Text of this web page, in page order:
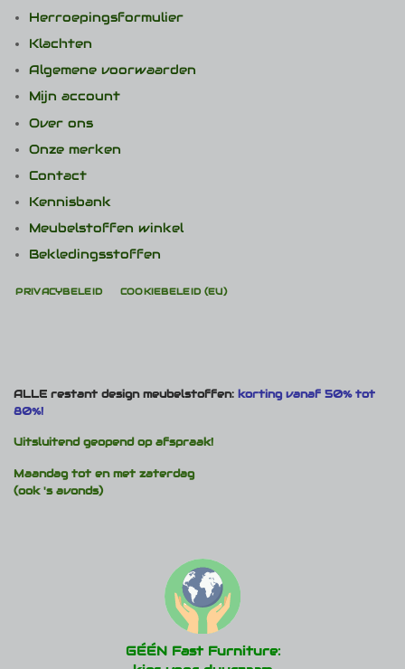
Herroepingsformulier
Klachten
Algemene voorwaarden
Mijn account
Over ons
Onze merken
Contact
Kennisbank
Meubelstoffen winkel
Bekledingsstoffen
PRIVACYBELEID COOKIEBELEID (EU)
ALLE restant design meubelstoffen: korting vanaf 50% tot
80%!
Uitsluitend geopend op afspraak!
Maandag tot en met zaterdag
(ook 's avonds)
GÉÉN Fast Furniture: